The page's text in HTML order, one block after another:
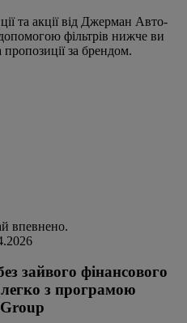
та акції від Джерман Авто-
фільтрів нижче ви
за брендом.
зайвого фінансового
з програмою
Group